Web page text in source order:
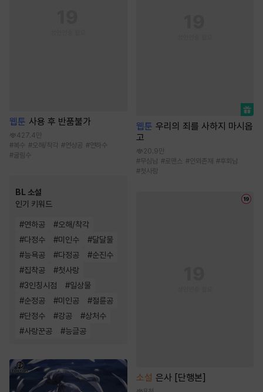
웹툰 사용 후 반품불가
427.4만
#복수 #오해/착각 #연상공 #연하수
#굴림수
BL 소설
인기 키워드
#연하공 #오해/착각
#다정수 #미인수 #달달물
#능욕공 #다정공 #순진수
#집착공 #첫사랑
#3인칭시점 #일상물
#순정공 #미인공 #절륜공
#단정수 #강공 #상처수
#사랑꾼공 #능글공
웹툰 우리의 죄를 사하지 마시옵
고
20.9만
#무심남 #로맨스 #인외존재 #후회남
#첫사랑
소설 은사 [단행본]